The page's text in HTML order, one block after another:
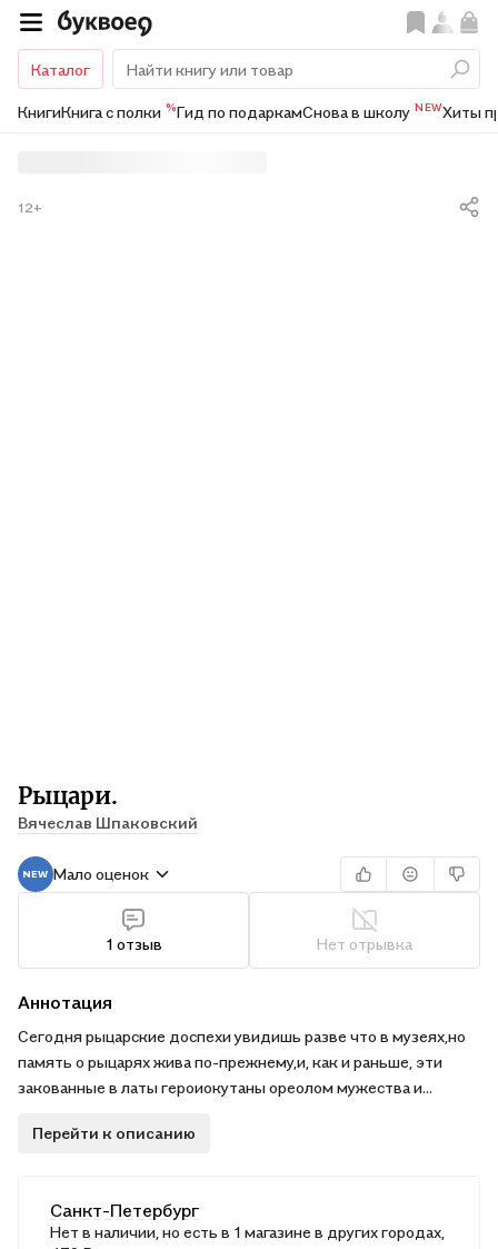
Каталог
КнигиКнига с полки %Гид по подаркамСнова в школу NEWХиты
Рыцари.
Вячеслав Шпаковский
12+
Мало оценок
1 отзыв Нет отрывка
Аннотация
Сегодня рыцарские доспехи увидишь разве что в музеях,но
память о рыцарях жива по-прежнему,и, как и раньше, эти
закованные в латы героиокутаны ореолом мужества и
которой помогут тебе полнеепредставить те далекие
Перейти к описанию
Санкт-Петербург
Нет в наличии, но есть в 1 магазине в других городах,